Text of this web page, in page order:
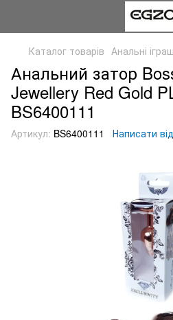
Каталог товарів Анальні
Анальний затор
Jewellery Red Gold
BS6400111
Артикул: BS6400111 Написати